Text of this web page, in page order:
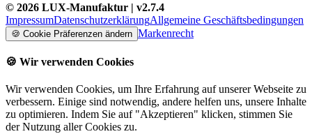
© 2026 LUX-Manufaktur | v2.7.4
ImpressumDatenschutzerklärungAllgemeine Geschäftsbedingungen
🍪 Cookie Präferenzen ändern Markenrecht
🍪 Wir verwenden Cookies
Wir verwenden Cookies, um Ihre Erfahrung auf unserer Webseite zu
verbessern. Einige sind notwendig, andere helfen uns, unsere Inhalte
zu optimieren. Indem Sie auf "Akzeptieren" klicken, stimmen Sie
der Nutzung aller Cookies zu.